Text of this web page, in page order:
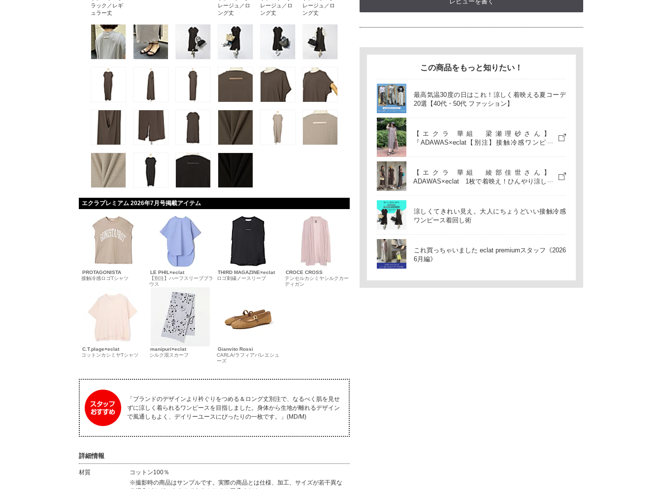
ラック／レギ
ュラー丈
レージュ／ロ
ング丈
レージュ／ロ
ング丈
レージュ／ロ
ング丈
エクラプレミアム 2026年7月号掲載アイテム
PROTAGONISTA
接触冷感ロゴTシャツ
LE PHIL×eclat
【別注】ハーフスリーブブラ
ウス
THIRD MAGAZINE×eclat
ロゴ刺繍ノースリーブ
CROCE CROSS
テンセルカシミヤシルクカー
ディガン
C.T.plage×eclat
コットンカシミヤTシャツ
manipuri×eclat
シルク混スカーフ
Gianvito Rossi
CARLA/ラフィアバレエシュ
ーズ
「ブランドのデザインより衿ぐりをつめる＆ロング丈別注で、なるべく肌を見せ
ずに涼しく着られるワンピースを目指しました。身体から生地が離れるデザイン
で風通しもよく、デイリーユースにぴったりの一枚です。」(MD/M)
詳細情報
材質
コットン100％
※撮影時の商品はサンプルです。実際の商品とは仕様、加工、サイズが若干異な
この商品をもっと知りたい！
最高気温30度の日はこれ！涼しく着映える夏コーデ
20選【40代・50代 ファッション】
【エクラ 華組 梁瀬理砂さん】
『ADAWAS×eclat【別注】接触冷感ワンピー
【エクラ 華組 綾部佳世さん】
ADAWAS×eclat 1枚で着映え！ひんやり涼しい
涼しくてきれい見え。大人にちょうどいい接触冷感
ワンピース着回し術
これ買っちゃいました eclat premiumスタッフ《2026
6月編》